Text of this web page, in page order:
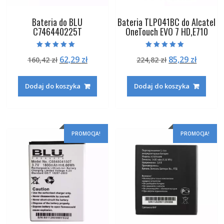
Bateria do BLU
C746440225T
5.00
na 5
160,42zł Pierwotna
wynosiła:
160,42 zł.
62,29 złAktualna
62,29 zł.
Dodaj do koszyka
Bateria TLP041BC do Alcatel
OneTouch EVO 7 HD,E710
5.00
na 5
224,82zł Pierwotna
wynosiła:
224,82 zł.
85,29 zł
85,29
Dodaj do koszyka
PROMOCJA! PROMOCJA!